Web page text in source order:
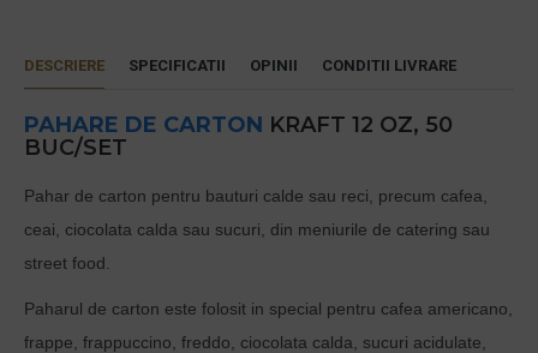
DESCRIERE SPECIFICATII OPINII CONDITII LIVRARE
PAHARE DE CARTON KRAFT 12 OZ, 50
BUC/SET
Pahar de carton pentru bauturi calde sau reci, precum cafea,
ceai, ciocolata calda sau sucuri, din meniurile de catering sau
street food.
Paharul de carton este folosit in special pentru cafea americano,
frappe, frappuccino, freddo, ciocolata calda, sucuri acidulate,